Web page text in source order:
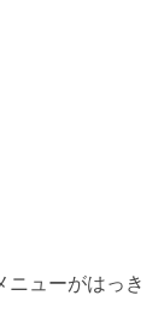
ューがはっき